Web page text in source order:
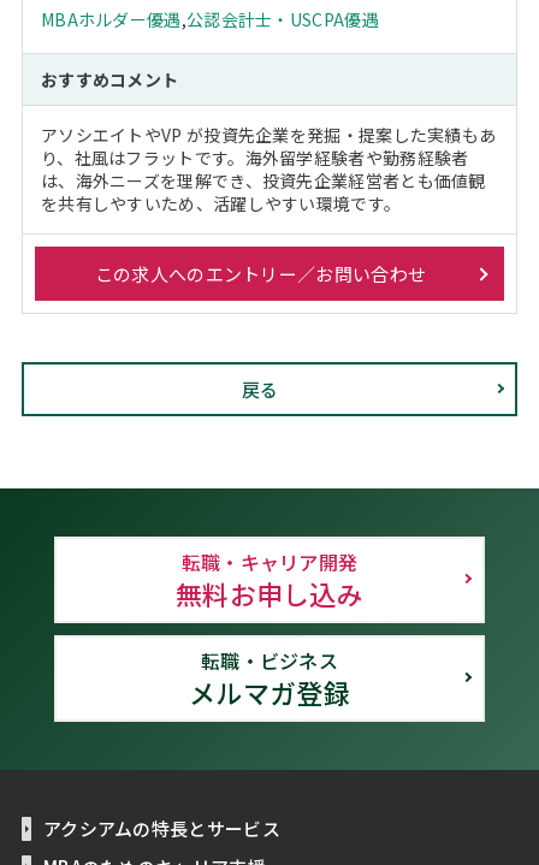
MBAホルダー優遇,公認会計士・USCPA優遇
おすすめコメント
アソシエイトやVP が投資先企業を発掘・提案した実績もあ
り、社風はフラットです。海外留学経験者や勤務経験者
は、海外ニーズを理解でき、投資先企業経営者とも価値観
を共有しやすいため、活躍しやすい環境です。
この求人へのエントリー／お問い合わせ
戻る
転職・キャリア開発
無料お申し込み
転職・ビジネス
メルマガ登録
アクシアムの特長とサービス